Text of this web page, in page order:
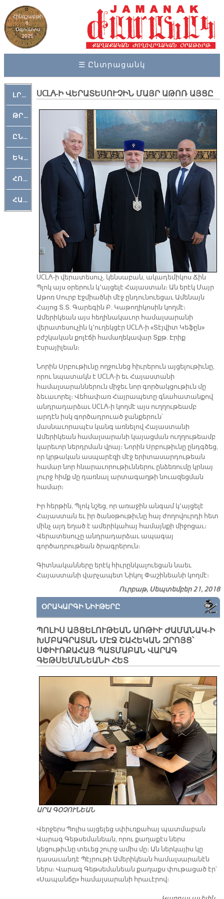
Հինգշաբթի
6,
Օգոստոս
2026
☰ Ընտրացանկ
ԼՐԱՀՈՍ
ԹՐՔԱՀԱՅ ԿԵԱՆՔ
ԸՆԿԵՐԱՄՇԱԿՈՒԹԱՅԻՆ
ԵԿԵՂԵՑԱԿԱՆ
ՀՈԳԵՄՏԱՒՈՐ
ՀԱՐԹԱԿ
UCLA-Ի ՎԵՐԱՏԵՍՈՒՉԻՆ ՄԱՅՐ ԱԹՈՌ ԱՅՑԸ
UCLA-ի վերատեսուչ, կենսաբան, ակադեմիկոս Ճին
Պլոկ այս օրերուն կ՚այցելէ Հայաստան։ Ան երէկ Մայր
Աթոռ Սուրբ Էջմիածնի մէջ ընդունուեցաւ Ամենայն
Հայոց Տ.Տ. Գարեգին Բ. Կաթողիկոսին կողմէ։
Ամերիկեան այս հեղինակաւոր համալսարանի
վերատեսուչին կ՚ուղեկցէր UCLA-ի «Տէյվիտ Կեֆըն»
բժշկական քոլէճի համաղեկավար Տքթ. Էրիք
Էսրայիլեան։
Նորին Սրբութիւնը ողջունեց հիւրերուն այցելութիւնը,
որու նպատակն է UCLA-ի եւ Հայաստանի
համալսարաններուն միջեւ նոր գործակցութիւն մը
ձեւաւորել։ Վեհափառ Հայրապետը գնահատանքով
անդրադարձաւ UCLA-ի կողմէ այս ուղղութեամբ
արդէն իսկ գործադրուած ջանքերուն՝
մասնաւորապէս կանգ առնելով Հայաստանի
Ամերիկեան համալսարանի կայացման ուղղութեամբ
կարեւոր ներդրման վրայ։ Նորին Սրբութիւնը ընդգծեց,
որ կրթական ասպարէզի մէջ երիտասարդութեան
համար նոր հնարաւորութիւններու ընձեռումը կրնայ
լուրջ հիմք մը դառնալ արտագաղթի նուազեցման
համար։
Իր հերթին, Պլոկ նշեց, որ առաջին անգամ կ՚այցելէ
Հայաստան եւ իր ծանօթութիւնը հայ ժողովուրդի հետ
մինչ այդ եղած է ամերիկահայ համայնքի միջոցաւ։
Վերատեսուչը անդրադարձաւ ապագայ
գործադրութեան ծրագրերուն։
Գիտնականները երէկ հիւրընկալուեցան նաեւ
Հայաստանի վարչապետ Նիկոլ Փաշինեանի կողմէ։
Ուրբաթ, Սեպտեմբեր 21, 2018
ՕՐԱԿԱՐԳԻ ՆԻՒԹԵՐԸ
ՊՈԼԻՍ ԱՅՑԵԼՈՒԹԵԱՆ ԱՌԹԻՒ ԺԱՄԱՆԱԿ-Ի
ԽՄԲԱԳՐԱՏԱՆ ՄԷՋ ՇԱՀԵԿԱՆ ԶՐՈՅՑ՝
ՍՓԻՒՌՔԱՀԱՅ ՊԱՏՄԱԲԱՆ ՎԱՐԱԳ
ԳԵԹՍԵՄԱՆԵԱՆԻ ՀԵՏ
ԱՐԱ ԳՕՉՈՒՆԵԱՆ
Վերջերս Պոլիս այցելեց սփիւռքահայ պատմաբան
Վարագ Գեթսեմանեան, որու քաղաքէս ներս
կեցութիւնը տեւեց շուրջ ամիս մը։ Ան ներկայիս կը
դասաւանդէ Պէյրութի Ամերիկեան համալսարանէն
ներս։ Վարագ Գեթսեմանեան քաղաքս փութացած էր՝
«Սապանճը» համալսարանի հրաւէրով։